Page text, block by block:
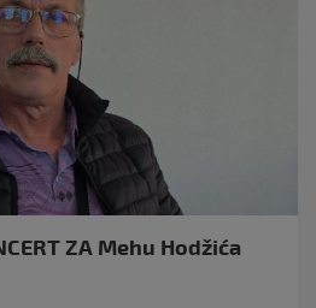
ZA Mehu Hodžića